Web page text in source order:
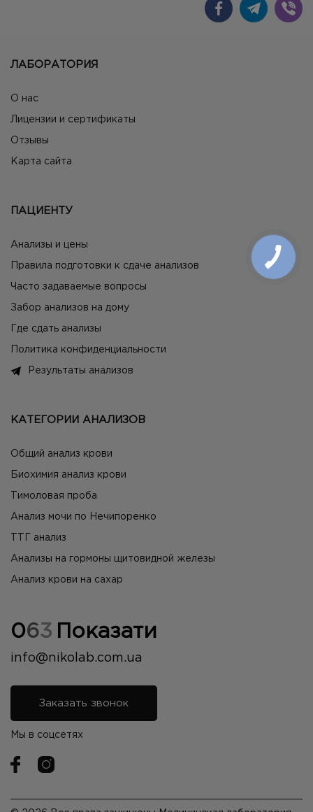
ЛАБОРАТОРИЯ
О нас
Лицензии и сертификаты
Отзывы
Карта сайта
ПАЦИЕНТУ
Анализы и цены
Правила подготовки к сдаче анализов
Часто задаваемые вопросы
Забор анализов на дому
Где сдать анализы
Политика конфиденциальности
Результаты анализов
КАТЕГОРИИ АНАЛИЗОВ
Общий анализ крови
Биохимия анализ крови
Тимоловая проба
Анализ мочи по Нечипоренко
ТТГ анализ
Анализы на гормоны щитовидной железы
Анализ крови на сахар
063 Показати
info@nikolab.com.ua
Заказать звонок
Мы в соцсетях